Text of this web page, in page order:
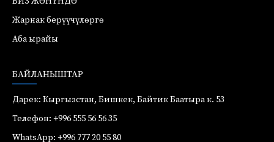
Жарнак берүүчүлөргө
Аба ырайы
БАЙЛАНЫШТАР
Дарек: Кыргызстан, Бишкек, Байтик Баатыра к. 53
Телефон: +996 555 56 56 35
WhatsApp: +996 777 20 55 80